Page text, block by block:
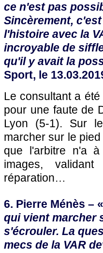
ce n'est pas
Sincèrement,
l'histoire avec la
incroyable de
qu'il y avait la
Sport, le
Le consultant a
pour une faute de
Lyon (5-1). Sur
marcher sur le
que l'arbitre n'a
images,
réparation…
6. Pierre Ménès – «
qui vient marcher
s'écrouler. La
mecs de la VAR